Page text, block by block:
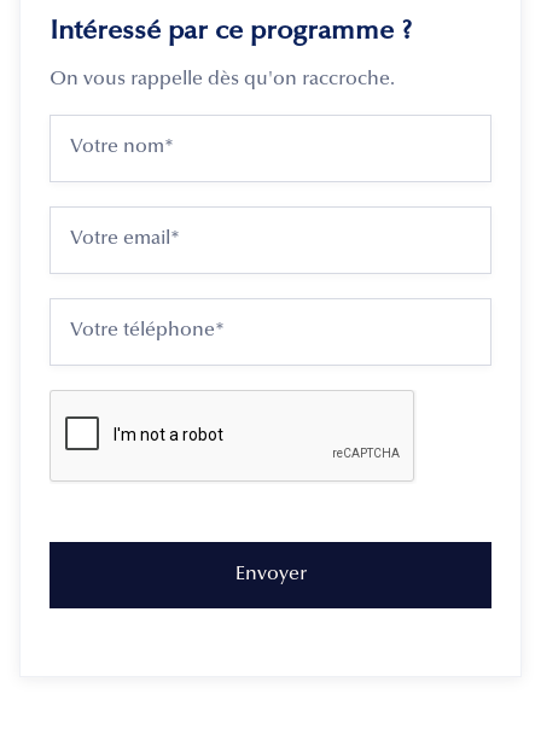
Intéressé par ce programme ?
On vous rappelle dès qu'on raccroche.